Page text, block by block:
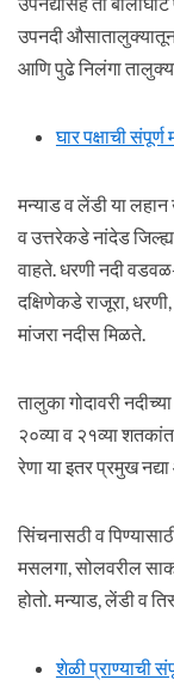
उपनदी औसातालुक्यातून
आणि पुढे निलंगा
घार पक्षाची संपूर्ण
मन्याड व लेंडी या
व उत्तरेकडे नांदेड
वाहते. धरणी नदी
दक्षिणेकडे राजूरा,
मांजरा नदीस मिळते.
तालुका गोदावरी
२०व्या व २१व्या
रेणा या इतर प्रमुख
सिंचनासठी व
मसलगा, सोलवरील
होतो. मन्याड, लेंडी व
शेळी प्राण्याची